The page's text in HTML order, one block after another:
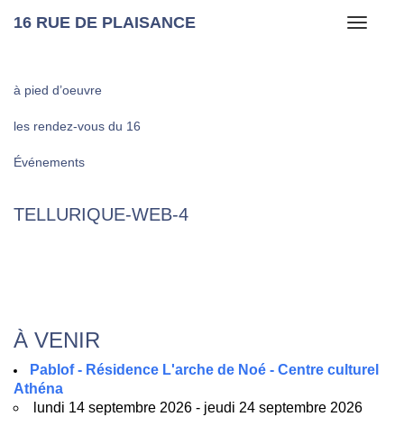
Toggle
16 RUE DE PLAISANCE
à pied d’oeuvre
les rendez-vous du 16
Événements
TELLURIQUE-WEB‑4
À VENIR
Pablof - Résidence L'arche de Noé - Centre culturel
Athéna
lundi 14 septembre 2026 - jeudi 24 septembre 2026